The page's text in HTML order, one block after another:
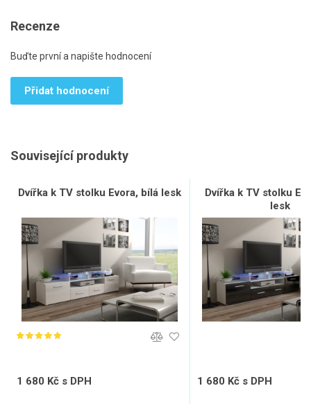
Recenze
Buďte první a napište hodnocení
Přidat hodnocení
Související produkty
Dvířka k TV stolku Evora, bílá lesk
1 680 Kč s DPH
Dvířka k TV stolku
lesk
1 680 Kč s DPH